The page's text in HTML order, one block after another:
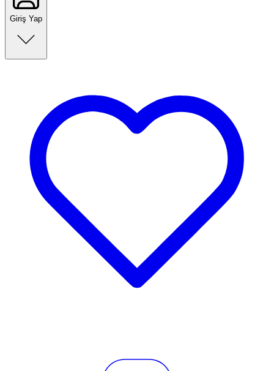
Giriş Yap